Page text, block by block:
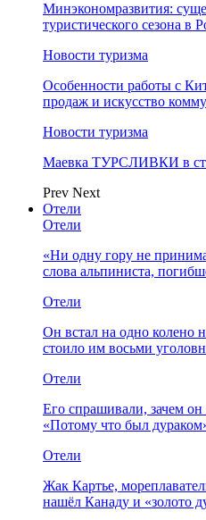
Минэкономразвития:
туристического сезона в
Новости туризма
Особенности работы с
продаж и искусство
Новости туризма
Маевка ТУРСЛИВКИ в
Prev Next
Отели
Отели
«Ни одну гору не
слова альпиниста,
Отели
Он встал на одно колено
стоило им восьми
Отели
Его спрашивали, зачем он
«Потому что был
Отели
Жак Картье,
нашёл Канаду и «золото